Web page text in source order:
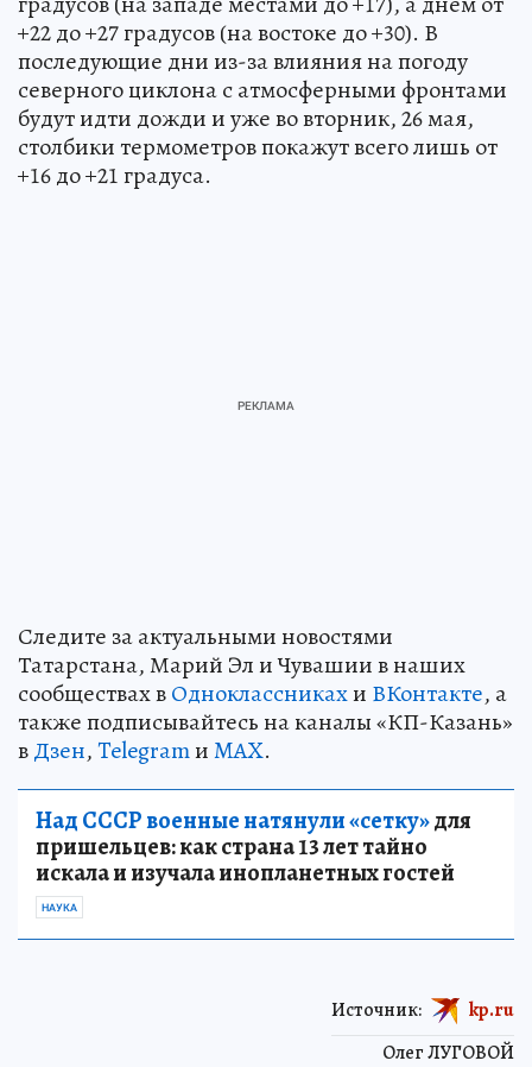
+22 до +27 градусов (на востоке до +30). В
последующие дни из-за влияния на погоду
северного циклона с атмосферными фронтами
будут идти дожди и уже во вторник, 26 мая,
столбики термометров покажут всего лишь от
+16 до +21 градуса.
Следите за актуальными новостями
Татарстана, Марий Эл и Чувашии в наших
сообществах вОдноклассникахи ВКонтакте, а
также подписывайтесь на каналы «КП-Казань»
вДзен,TelegramиMAX.
Над СССР военные натянули «сетку»для
пришельцев: как страна 13 лет тайно
искала и изучала инопланетных гостей
НАУКА
Олег ЛУГОВОЙ
Источник: kp.ru